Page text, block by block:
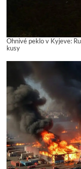
Ohnivé peklo v Kyjeve:
kusy